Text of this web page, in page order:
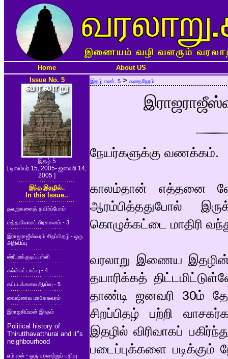
Home
About US
Issue No. 5
இதழ் 5
[ டிஸம்பர் 15, 2005- ஜனவரி 14,
2005 ]
இந்த இதழில்..
In this Issue..
தவறுகளைத் தவிர்ப்போம்
மத்தவிலாசப் பிரகசனம் - 3
இராஜராஜீஸ்வரம் சிறப்பிதழ் - ஒரு
அறிவிப்பு
ஸ்ரீபுறக்குடிப்பள்ளி
கல்வெட்டாய்வு - 4
கட்டடக்கலை ஆய்வு - 5
வைஷ்ணவ மாகேசுவரம்
இராஜசிம்மன் இரதம்
Political history of
Thirutthavatthurai and it"s
neighbourhood
எம்.எஸ் - ஒரு வரலாற்றுப் பதிவு
இதழ் எண். 5 > கதைநேரம்
நேயர்களுக்கு வணக்கம்.
காலம்தான் எத்தனை
ஆரம்பித்ததுபோல்
கொழுக்கட்டை மாதிரி
வரலாறு இணைய இதழின்
தயாரிக்கத்
தாண்டி ஜனவரி 30ம்
சிறப்பிதழ் பற்றி
இதழில் விரிவாகப்
படைப்புக்களை படிக்கும்